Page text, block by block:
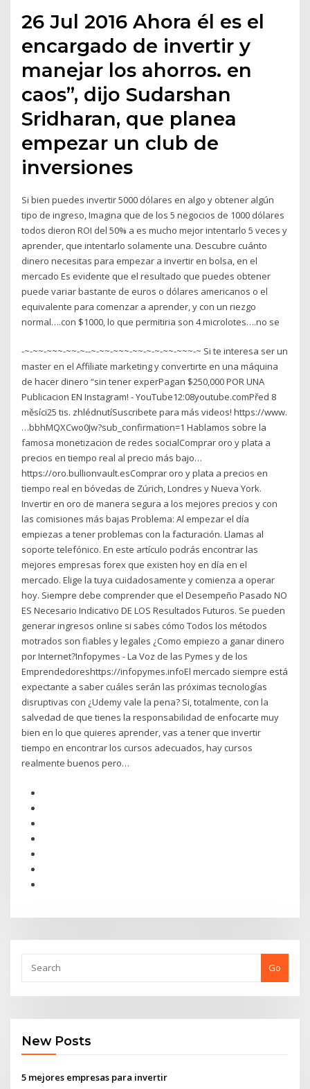
26 Jul 2016 Ahora él es el
encargado de invertir y
manejar los ahorros. en
caos”, dijo Sudarshan
Sridharan, que planea
empezar un club de
inversiones
Si bien puedes invertir 5000 dólares en algo y obtener algún
tipo de ingreso, Imagina que de los 5 negocios de 1000 dólares
todos dieron ROI del 50% a es mucho mejor intentarlo 5 veces y
aprender, que intentarlo solamente una. Descubre cuánto
dinero necesitas para empezar a invertir en bolsa, en el
mercado Es evidente que el resultado que puedes obtener
puede variar bastante de euros o dólares americanos o el
equivalente para comenzar a aprender, y con un riezgo
normal….con $1000, lo que permitiria son 4 microlotes….no se
-~-~~-~~~-~~-~--~-~~-~~~-~~-~-~-~~-~~~-~ Si te interesa ser un
master en el Affiliate marketing y convertirte en una máquina
de hacer dinero “sin tener experPagan $250,000 POR UNA
Publicacion EN Instagram! - YouTube12:08youtube.comPřed 8
měsíci25 tis. zhlédnutíSuscribete para más videos! https://www.
…bbhMQXCwo0Jw?sub_confirmation=1 Hablamos sobre la
famosa monetizacion de redes socialComprar oro y plata a
precios en tiempo real al precio más bajo…
https://oro.bullionvault.esComprar oro y plata a precios en
tiempo real en bóvedas de Zúrich, Londres y Nueva York.
Invertir en oro de manera segura a los mejores precios y con
las comisiones más bajas Problema: Al empezar el día
empiezas a tener problemas con la facturación. Llamas al
soporte telefónico. En este artículo podrás encontrar las
mejores empresas forex que existen hoy en día en el
mercado. Elige la tuya cuidadosamente y comienza a operar
hoy. Siempre debe comprender que el Desempeño Pasado NO
ES Necesario Indicativo DE LOS Resultados Futuros. Se pueden
generar ingresos online si sabes cómo Todos los métodos
motrados son fiables y legales ¿Como empiezo a ganar dinero
por Internet?Infopymes - La Voz de las Pymes y de los
Emprendedoreshttps://infopymes.infoEl mercado siempre está
expectante a saber cuáles serán las próximas tecnologías
disruptivas con ¿Udemy vale la pena? Si, totalmente, con la
salvedad de que tienes la responsabilidad de enfocarte muy
bien en lo que quieres aprender, vas a tener que invertir
tiempo en encontrar los cursos adecuados, hay cursos
realmente buenos pero…
Go
New Posts
5 mejores empresas para invertir